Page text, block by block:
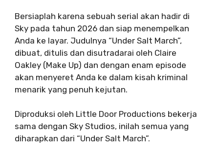
Bersiaplah karena sebuah serial akan hadir di
Sky pada tahun 2026 dan siap menempelkan
Anda ke layar. Judulnya “Under Salt March”,
dibuat, ditulis dan disutradarai oleh Claire
Oakley (Make Up) dan dengan enam episode
akan menyeret Anda ke dalam kisah kriminal
menarik yang penuh kejutan.
Diproduksi oleh Little Door Productions bekerja
sama dengan Sky Studios, inilah semua yang
diharapkan dari “Under Salt March”.